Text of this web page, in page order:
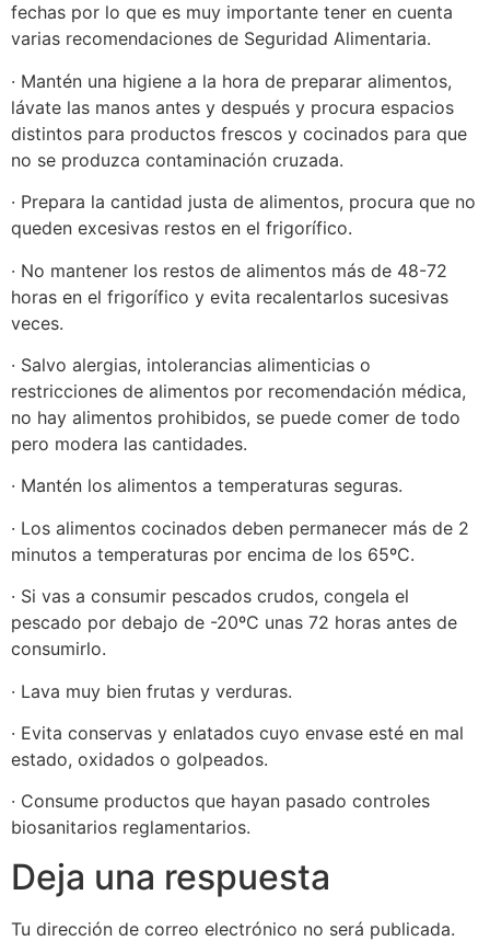
fechas por lo que es muy importante tener en cuenta
varias recomendaciones de Seguridad Alimentaria.
· Mantén una higiene a la hora de preparar alimentos,
lávate las manos antes y después y procura espacios
distintos para productos frescos y cocinados para que
no se produzca contaminación cruzada.
· Prepara la cantidad justa de alimentos, procura que no
queden excesivas restos en el frigorífico.
· No mantener los restos de alimentos más de 48-72
horas en el frigorífico y evita recalentarlos sucesivas
veces.
· Salvo alergias, intolerancias alimenticias o
restricciones de alimentos por recomendación médica,
no hay alimentos prohibidos, se puede comer de todo
pero modera las cantidades.
· Mantén los alimentos a temperaturas seguras.
· Los alimentos cocinados deben permanecer más de 2
minutos a temperaturas por encima de los 65ºC.
· Si vas a consumir pescados crudos, congela el
pescado por debajo de -20ºC unas 72 horas antes de
consumirlo.
· Lava muy bien frutas y verduras.
· Evita conservas y enlatados cuyo envase esté en mal
estado, oxidados o golpeados.
· Consume productos que hayan pasado controles
biosanitarios reglamentarios.
Deja una respuesta
Tu dirección de correo electrónico no será publicada.